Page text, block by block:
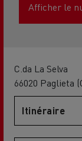
Afficher le
C.da La Selva
66020 Paglieta
Itinéraire